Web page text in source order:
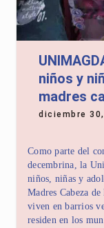
niños y
madres
diciembre 30,
Como parte del
decembrina, la
niños, niñas y
Madres Cabeza
viven en barrios
residen en los